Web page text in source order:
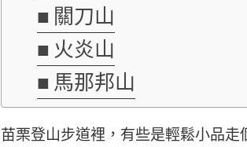
關刀山
火炎山
馬那邦山
苗栗登山步道裡，有些是輕鬆小品